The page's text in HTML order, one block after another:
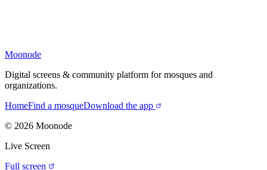
Moonode
Digital screens & community platform for mosques and
organizations.
HomeFind a mosqueDownload the app
© 2026 Moonode
Live Screen
Full screen